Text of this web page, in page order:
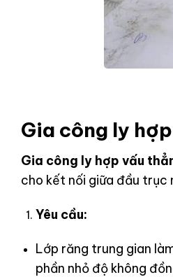
Gia công ly
Gia công ly hợp vấu
cho kết nối giữa đầu
Yêu cầu:
Lớp răng trung gian
phần nhỏ độ không